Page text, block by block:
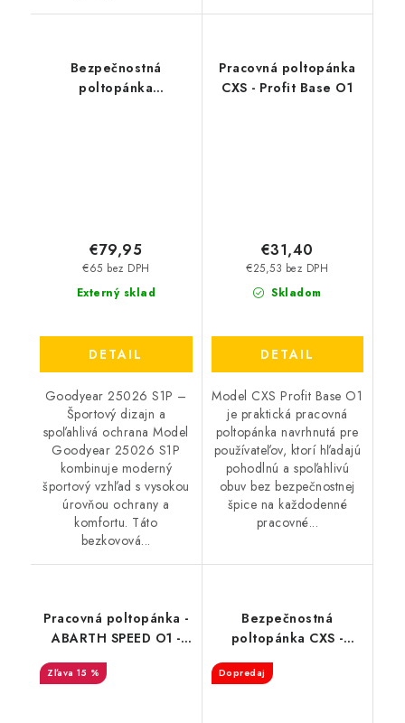
Bezpečnostná
poltopánka
Externý sklad
€65 bez DPH
€79,95
DETAIL
Goodyear 25026 S1P –
Športový dizajn a
spoľahlivá ochrana Model
Goodyear 25026 S1P
kombinuje moderný
športový vzhľad s vysokou
úrovňou ochrany a
komfortu. Táto
bezkovová...
Pracovná poltopánka
CXS - Profit Base O1
Skladom
€25,53 bez DPH
€31,40
DETAIL
Model CXS Profit Base O1
je praktická pracovná
poltopánka navrhnutá pre
používateľov, ktorí hľadajú
pohodlnú a spoľahlivú
obuv bez bezpečnostnej
špice na každodenné
pracovné...
Pracovná poltopánka -
ABARTH SPEED O1 -
čierna AB0005BK
15 %
Bezpečnostná
poltopánka CXS -
Texline Silba S1P ESD
Dopredaj